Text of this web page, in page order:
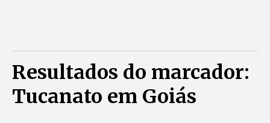
Resultados do marcador:
Tucanato em Goiás